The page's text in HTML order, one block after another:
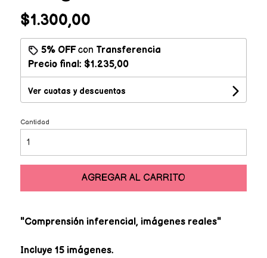
$1.300,00
5% OFFcon Transferencia
Precio final: $1.235,00
Ver cuotas y descuentos
Cantidad
AGREGAR AL CARRITO
"Comprensión inferencial, imágenes reales"
Incluye 15 imágenes.